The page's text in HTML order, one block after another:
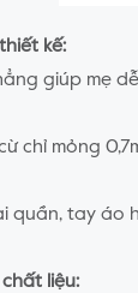
kế:
giúp mẹ
chỉ mỏng
quần, tay áo
liệu: